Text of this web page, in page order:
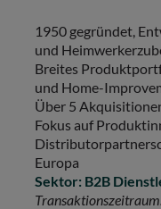
1950 gegründet,
und
Breites
und Home-
Über 5
Fokus auf
Europa
Sektor: B2B